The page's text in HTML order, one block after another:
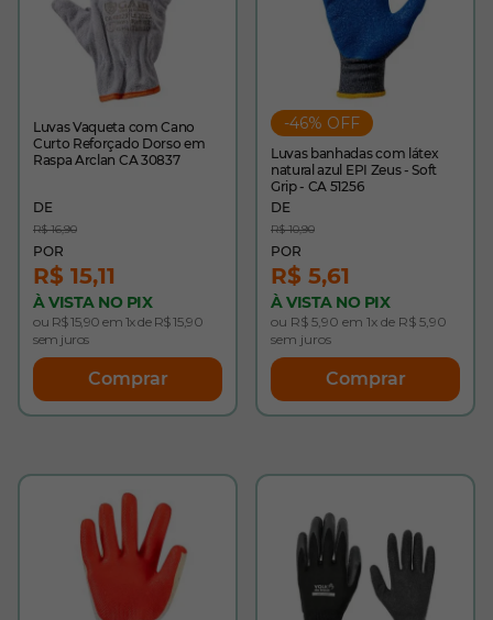
Luvas Vaqueta com Cano
Curto Reforçado Dorso em
Raspa Arclan CA 30837
R$ 16,90
R$ 15,11
À VISTA NO PIX
ou R$ 15,90 em 1x de R$ 15,90
sem juros
Comprar
-46% OFF
Luvas banhadas com látex
natural azul EPI Zeus - Soft
Grip - CA 51256
R$ 10,90
R$ 5,61
À VISTA NO PIX
ou R$ 5,90 em 1x de R$ 5,90
sem juros
Comprar